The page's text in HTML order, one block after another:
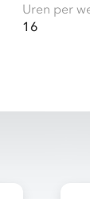
Uren per
16